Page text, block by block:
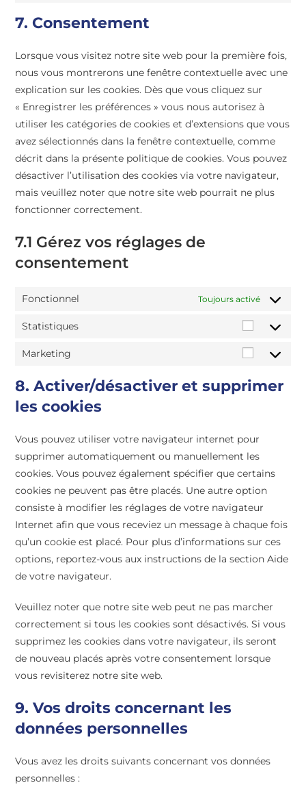
7. Consentement
Lorsque vous visitez notre site web pour la première fois,
nous vous montrerons une fenêtre contextuelle avec une
explication sur les cookies. Dès que vous cliquez sur
« Enregistrer les préférences » vous nous autorisez à
utiliser les catégories de cookies et d’extensions que vous
avez sélectionnés dans la fenêtre contextuelle, comme
décrit dans la présente politique de cookies. Vous pouvez
désactiver l’utilisation des cookies via votre navigateur,
mais veuillez noter que notre site web pourrait ne plus
fonctionner correctement.
7.1 Gérez vos réglages de
consentement
Fonctionnel Toujours activé
Statistiques
Marketing
8. Activer/désactiver et supprimer
les cookies
Vous pouvez utiliser votre navigateur internet pour
supprimer automatiquement ou manuellement les
cookies. Vous pouvez également spécifier que certains
cookies ne peuvent pas être placés. Une autre option
consiste à modifier les réglages de votre navigateur
Internet afin que vous receviez un message à chaque fois
qu’un cookie est placé. Pour plus d’informations sur ces
options, reportez-vous aux instructions de la section Aide
de votre navigateur.
Veuillez noter que notre site web peut ne pas marcher
correctement si tous les cookies sont désactivés. Si vous
supprimez les cookies dans votre navigateur, ils seront
de nouveau placés après votre consentement lorsque
vous revisiterez notre site web.
9. Vos droits concernant les
données personnelles
Vous avez les droits suivants concernant vos données
personnelles :